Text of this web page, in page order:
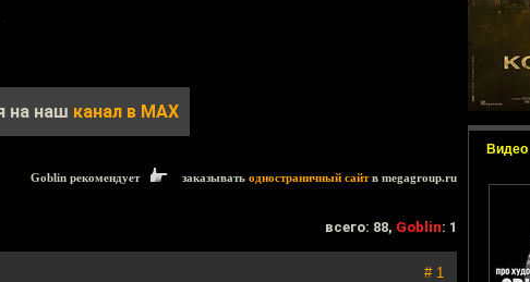
Видео
на наш канал в MAX
Goblin рекомендует заказывать одностраничный сайтв megagroup.ru
всего: 88, Goblin: 1
# 1